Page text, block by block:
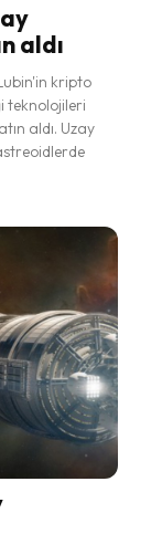
aldı
kripto
teknolojileri
aldı. Uzay